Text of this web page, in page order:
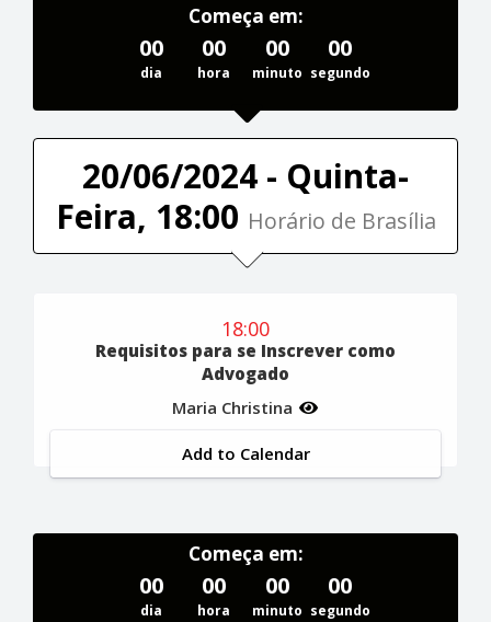
Começa em:
00
dia
00
hora
00
minuto
00
segundo
20/06/2024 - Quinta-
Feira, 18:00 Horário de Brasília
18:00
Requisitos para se Inscrever como
Advogado
Maria Christina
Add to Calendar
Começa em:
00
dia
00
hora
00
minuto
00
segundo